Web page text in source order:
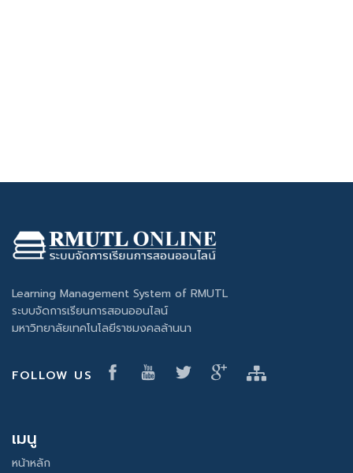
Learning Management System of RMUTL
ระบบจัดการเรียนการสอนออนไลน์
มหาวิทยาลัยเทคโนโลยีราชมงคลล้านนา
FOLLOW US
เมนู
หน้าหลัก